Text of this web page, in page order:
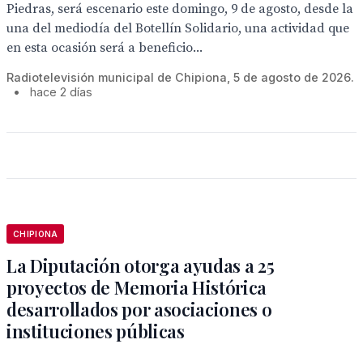
Piedras, será escenario este domingo, 9 de agosto, desde la
una del mediodía del Botellín Solidario, una actividad que
en esta ocasión será a beneficio...
Radiotelevisión municipal de Chipiona, 5 de agosto de 2026.
•
hace 2 días
CHIPIONA
La Diputación otorga ayudas a 25
proyectos de Memoria Histórica
desarrollados por asociaciones o
instituciones públicas